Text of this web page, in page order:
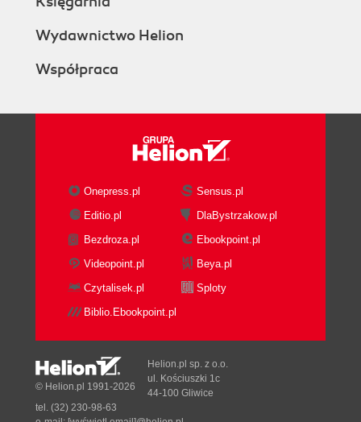
Wydawnictwo Helion
Współpraca
Onepress.pl
Sensus.pl
Editio.pl
DlaBystrzakow.pl
Bezdroza.pl
Ebookpoint.pl
Videopoint.pl
Beya.pl
Czytalisek.pl
Sploty
Biblio.Ebookpoint.pl
© Helion.pl 1991-2026
Helion.pl sp. z o.o.
ul. Kościuszki 1c
44-100 Gliwice
tel. (32) 230-98-63